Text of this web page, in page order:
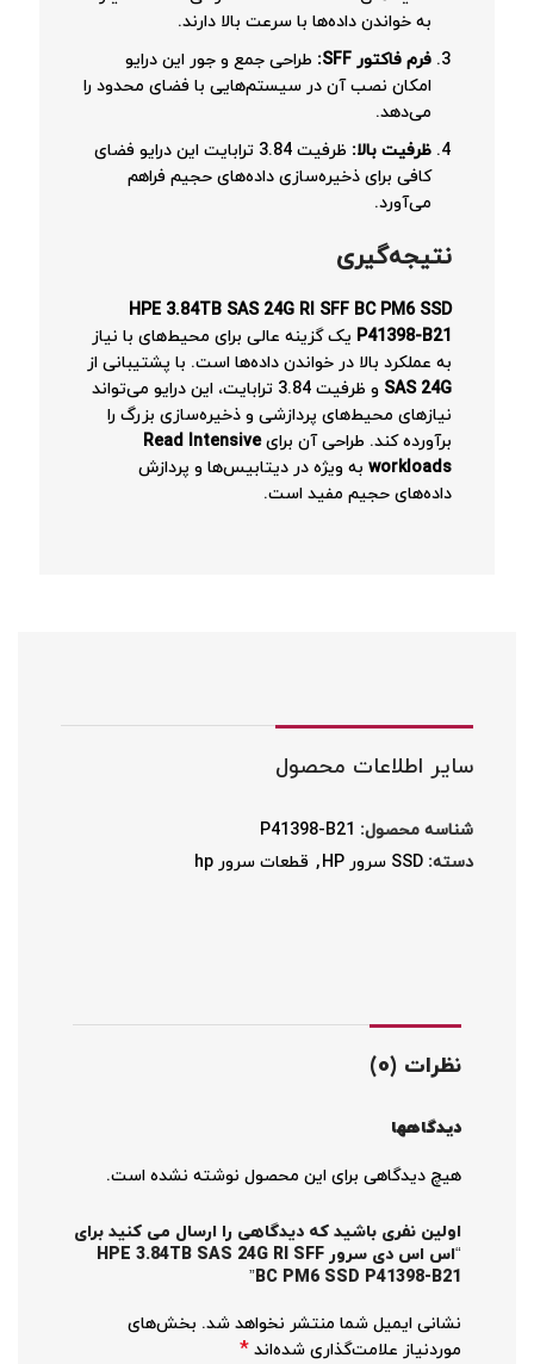
به خواندن داده‌ها با سرعت بالا دارند.
فرم فاکتور
طراحی جمع و جور این درایو
امکان نصب آن در سیستم‌هایی با فضای محدود را
می‌دهد.
ظرفیت بالا:
ظرفیت 3.84 ترابایت این درایو فضای
کافی برای ذخیره‌سازی داده‌های حجیم فراهم
می‌آورد.
نتیجه‌گیری
HPE 3.84TB SAS 24G RI SFF BC PM6 SSD
P41398-B21 یک گزینه عالی برای محیط‌های با نیاز
به عملکرد بالا در خواندن داده‌ها است. با پشتیبانی از
SAS 24G
و ظرفیت 3.84 ترابایت، این درایو می‌تواند
نیازهای محیط‌های پردازشی و ذخیره‌سازی بزرگ را
برآورده کند. طراحی آن برایRead Intensive
workloads به ویژه در دیتابیس‌ها و پردازش
داده‌های حجیم مفید است.
سایر اطلاعات محصول
شناسه محصول: P41398-B21
دسته: SSD سرور HP , قطعات سرور hp
نظرات (0)
دیدگاهها
هیچ دیدگاهی برای این محصول نوشته نشده است.
اولین نفری باشید که دیدگاهی را ارسال می کنید برای
“اس اس دی سرور HPE 3.84TB SAS 24G RI SFF
BC PM6 SSD P41398-B21”
نشانی ایمیل شما منتشر نخواهد شد. بخش‌های
موردنیاز علامت‌گذاری شده‌اند *